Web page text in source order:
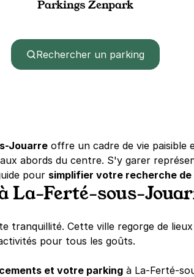
Parkings Zenpark
Rechercher un parking
Jouarre offre un cadre de vie paisible
abords du centre. S'y garer
pour simplifier votre recherche
La-Ferté-sous-
tranquillité. Cette ville regorge de
pour tous les goûts.
et votre parking à La-Ferté-